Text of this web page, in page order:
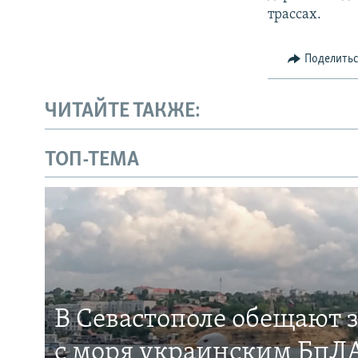
трассах.
ЧИТАЙТЕ ТАКЖЕ:
ТОП-ТЕМА
В Севастополе обещают